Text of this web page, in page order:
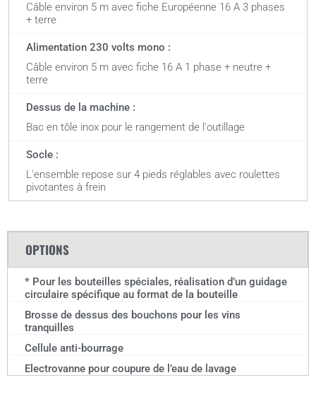
Câble environ 5 m avec fiche Européenne 16 A 3 phases
+ terre
Alimentation 230 volts mono :
Câble environ 5 m avec fiche 16 A 1 phase + neutre +
terre
Dessus de la machine :
Bac en tôle inox pour le rangement de l'outillage
Socle :
L'ensemble repose sur 4 pieds réglables avec roulettes
pivotantes à frein
OPTIONS
* Pour les bouteilles spéciales, réalisation d’un guidage
circulaire spécifique au format de la bouteille
Brosse de dessus des bouchons pour les vins
tranquilles
Cellule anti-bourrage
Electrovanne pour coupure de l’eau de lavage